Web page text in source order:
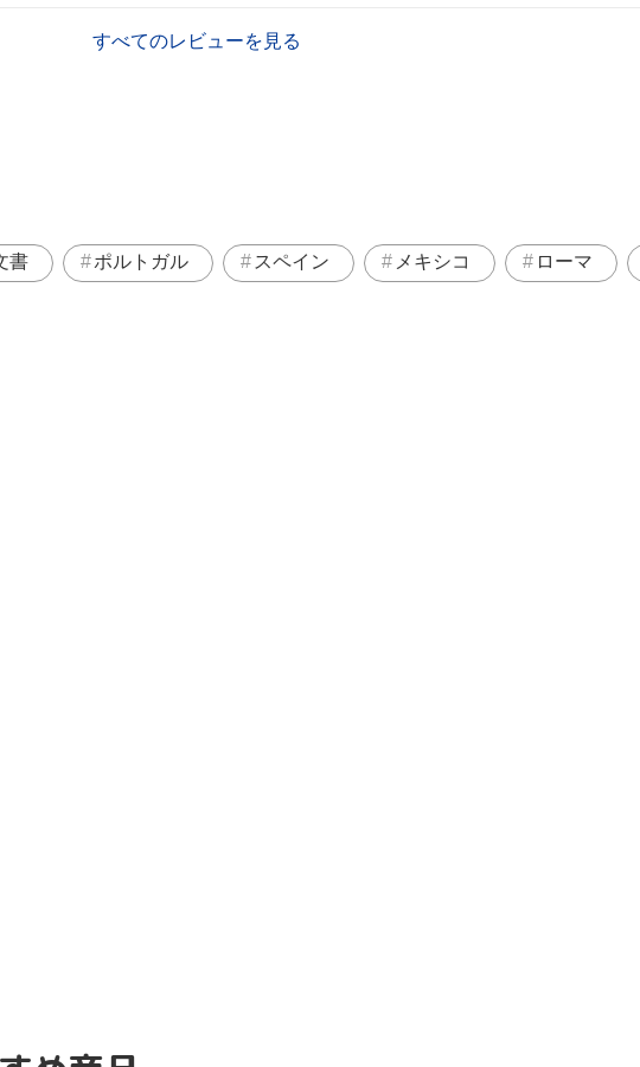
すべてのレビューを見る
書 ポルトガル スペイン メキシコ ローマ